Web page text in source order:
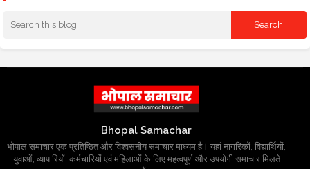
Bhopal Samachar
भोपाल समाचार एक प्रतिष्ठित और विश्वसनीय समाचार माध्यम है। यहां नागरिकों, विद्यार्थियों,
युवाओं, व्यापारियों, कर्मचारियों एवं महिलाओं के लिए महत्वपूर्ण और उपयोगी समाचार मिलते